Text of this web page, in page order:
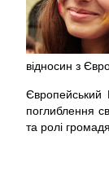
відносин з
Європейський
поглиблення
та ролі